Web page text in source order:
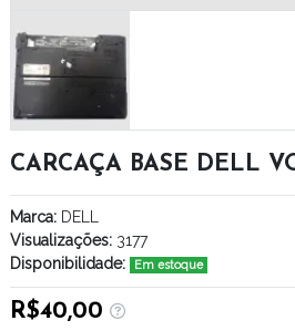
CARCAÇA BASE DELL
Marca: DELL
Visualizações: 3177
Disponibilidade:
Em estoque
R$40,00